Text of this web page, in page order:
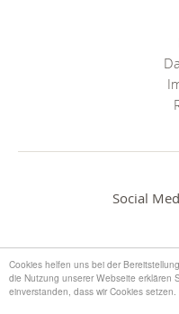
Cookies helfen uns bei der
die Nutzung unserer Webseite erklären
einverstanden, dass wir Cookies setzen.
Social